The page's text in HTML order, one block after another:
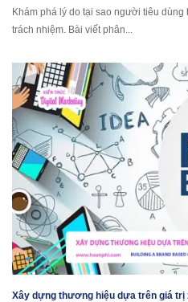
Khám phá lý do tại sao người tiêu
trách nhiệm. Bài viết phân...
Xây dựng thương hiệu dựa trên giá trị